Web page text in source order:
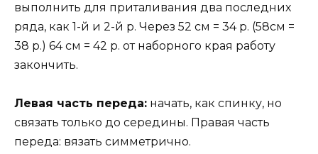
выполнить для приталивания два последних
ряда, как 1-й и 2-й р. Через 52 см = 34 р. (58см =
38 р.) 64 см = 42 р. от наборного края работу
закончить.
Левая часть переда: начать, как спинку, но
связать только до середины. Правая часть
переда: вязать симметрично.